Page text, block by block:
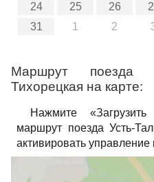
24
25 26
31
1 2
Маршрут поезда
Тихорецкая на карте:
Нажмите
маршрут поезда Усть-
активировать управление